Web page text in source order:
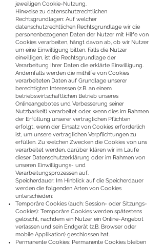
jeweiligen Cookie-Nutzung.
Hinweise zu datenschutzrechtlichen
Rechtsgrundlagen: Auf welcher
datenschutzrechtlichen Rechtsgrundlage wir die
personenbezogenen Daten der Nutzer mit Hilfe von
Cookies verarbeiten, hängt davon ab, ob wir Nutzer
um eine Einwilligung bitten. Falls die Nutzer
einwilligen, ist die Rechtsgrundlage der
Verarbeitung Ihrer Daten die erklärte Einwilligung.
Andernfalls werden die mithilfe von Cookies
verarbeiteten Daten auf Grundlage unserer
berechtigten Interessen (z.B. an einem
betriebswirtschaftlichen Betrieb unseres
Onlineangebotes und Verbesserung seiner
Nutzbarkeit) verarbeitet oder, wenn dies im Rahmen
der Erfüllung unserer vertraglichen Pflichten
erfolgt, wenn der Einsatz von Cookies erforderlich
ist, um unsere vertraglichen Verpflichtungen zu
erfüllen. Zu welchen Zwecken die Cookies von uns
verarbeitet werden, darüber klären wir im Laufe
dieser Datenschutzerklärung oder im Rahmen von
unseren Einwilligungs- und
Verarbeitungsprozessen auf.
Speicherdauer: Im Hinblick auf die Speicherdauer
werden die folgenden Arten von Cookies
unterschieden:
Temporäre Cookies (auch: Session- oder Sitzungs-
Cookies): Temporäre Cookies werden spätestens
gelöscht, nachdem ein Nutzer ein Online-Angebot
verlassen und sein Endgerät (z.B. Browser oder
mobile Applikation) geschlossen hat.
Permanente Cookies: Permanente Cookies bleiben